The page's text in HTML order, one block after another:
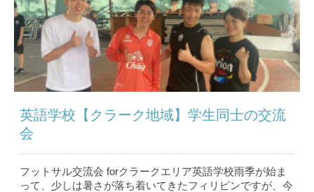
英語学校【クラーク地域】学生同士の交流
会
フットサル交流会 forクラークエリア英語学校雨季が始ま
って、少しは暑さが落ち着いてきたフィリピンですが、今